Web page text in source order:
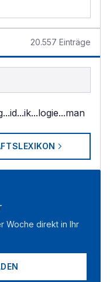
20.557 Einträge
...id...ik...logie...man
Woche direkt in Ihr